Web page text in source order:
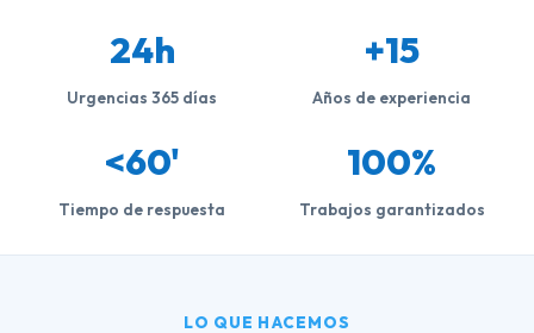
24h
Urgencias 365 días
+15
Años de experiencia
<60'
Tiempo de respuesta
100%
Trabajos garantizados
LO QUE HACEMOS